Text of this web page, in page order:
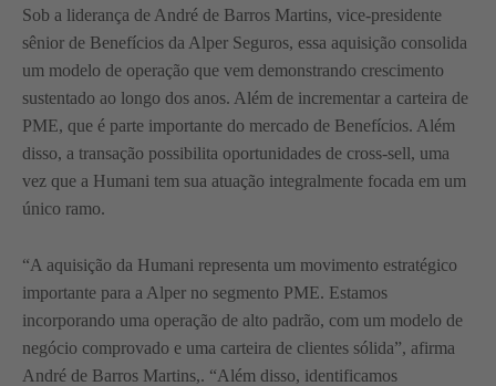
Sob a liderança de André de Barros Martins, vice-presidente
sênior de Benefícios da Alper Seguros, essa aquisição consolida
um modelo de operação que vem demonstrando crescimento
sustentado ao longo dos anos. Além de incrementar a carteira de
PME, que é parte importante do mercado de Benefícios. Além
disso, a transação possibilita oportunidades de cross-sell, uma
vez que a Humani tem sua atuação integralmente focada em um
único ramo.
“A aquisição da Humani representa um movimento estratégico
importante para a Alper no segmento PME. Estamos
incorporando uma operação de alto padrão, com um modelo de
negócio comprovado e uma carteira de clientes sólida”, afirma
André de Barros Martins,. “Além disso, identificamos